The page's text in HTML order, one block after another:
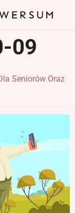
09
Seniorów Oraz